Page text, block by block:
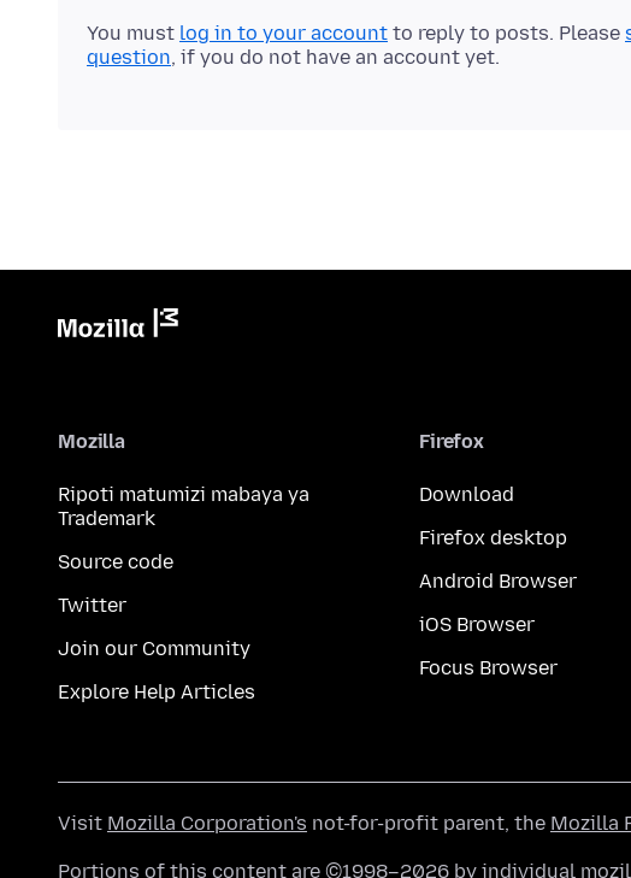
You must log in to your account to reply to posts. Please
question, if you do not have an account yet.
Mozilla
Ripoti matumizi mabaya ya
Trademark
Source code
Twitter
Join our Community
Explore Help Articles
Firefox
Download
Firefox desktop
Android Browser
iOS Browser
Focus Browser
Visit Mozilla Corporation's not-for-profit parent, the Mozilla
Portions of this content are ©1998–2026 by individual